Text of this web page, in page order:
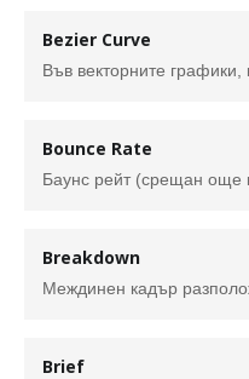
Bezier Curve
Bounce Rate
Breakdown
Brief